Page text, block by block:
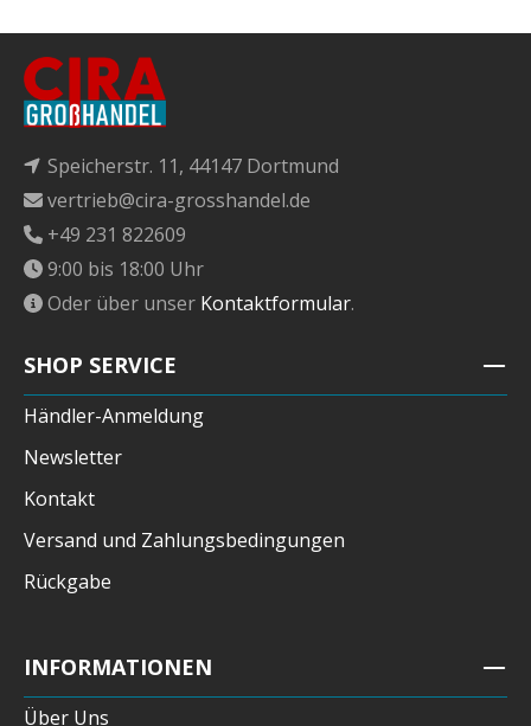
Speicherstr. 11, 44147 Dortmund
vertrieb@cira-grosshandel.de
+49 231 822609
9:00 bis 18:00 Uhr
Oder über unser Kontaktformular.
SHOP SERVICE
Händler-Anmeldung
Newsletter
Kontakt
Versand und Zahlungsbedingungen
Rückgabe
INFORMATIONEN
Über Uns